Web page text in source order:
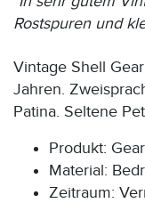
Rostspuren und
Vintage Shell
Jahren.
Patina. Seltene
Produkt:
Material:
Zeitraum: